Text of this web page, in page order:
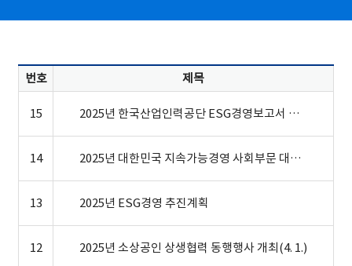
번호 제목
15 2025년 한국산업인력공단 ESG경영보고서 발간
14 2025년 대한민국 지속가능경영 사회부문 대상 수상
13 2025년 ESG경영 추진계획
12 2025년 소상공인 상생협력 동행행사 개최(4. 1.)